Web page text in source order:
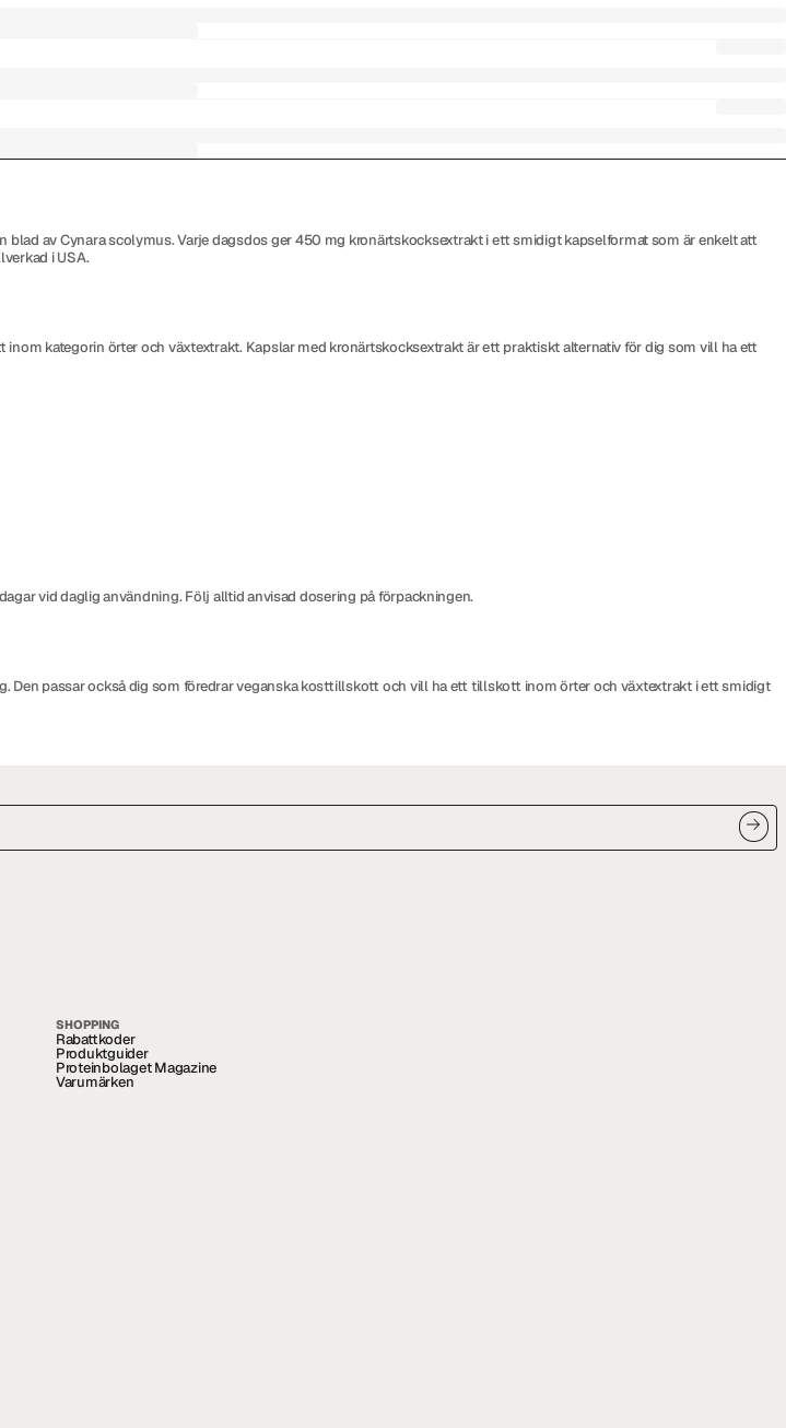
av Cynara scolymus. Varje dagsdos ger 450 mg kronärtskocksextrakt i ett smidigt kapselformat som är enkelt att
i USA.
kategorin örter och växtextrakt. Kapslar med kronärtskocksextrakt är ett praktiskt alternativ för dig som vill ha ett
vid daglig användning. Följ alltid anvisad dosering på förpackningen.
passar också dig som föredrar veganska kosttillskott och vill ha ett tillskott inom örter och växtextrakt i ett smidigt
SHOPPING
Rabattkoder
Produktguider
Proteinbolaget Magazine
Varumärken